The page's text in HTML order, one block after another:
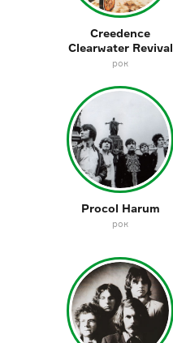
Creedence
Clearwater Revival
рок
Procol Harum
рок